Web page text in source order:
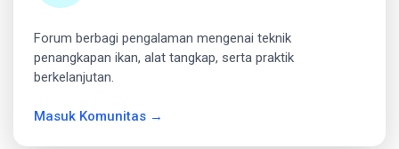
Forum berbagi pengalaman mengenai teknik
penangkapan ikan, alat tangkap, serta praktik
berkelanjutan.
Masuk Komunitas →